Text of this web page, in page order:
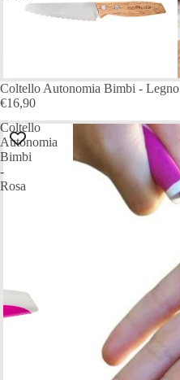
ESAURITO
Coltello Autonomia Bimbi - Legno
€16,90
Coltello
Autonomia
Bimbi
-
Rosa